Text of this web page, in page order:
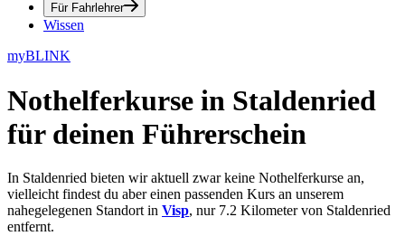
Für Fahrlehrer
Wissen
myBLINK
Nothelferkurse in Staldenried
für deinen Führerschein
In Staldenried bieten wir aktuell zwar keine Nothelferkurse an,
vielleicht findest du aber einen passenden Kurs an unserem
nahegelegenen Standort in Visp, nur 7.2 Kilometer von Staldenried
entfernt.